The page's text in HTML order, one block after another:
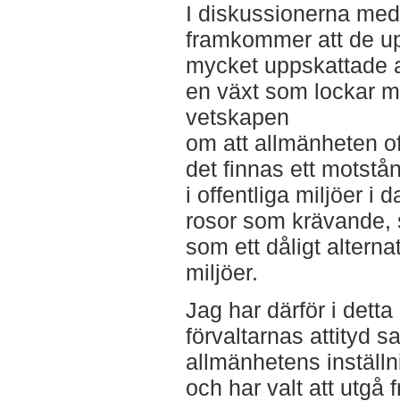
I diskussionerna
framkommer att de
mycket uppskattade
en växt som lockar
vetskapen
om att allmänheten
det finnas ett
i offentliga miljöer i
rosor som
som ett dåligt
miljöer.
Jag har därför i
förvaltarnas attityd
allmänhetens
och har valt att utgå